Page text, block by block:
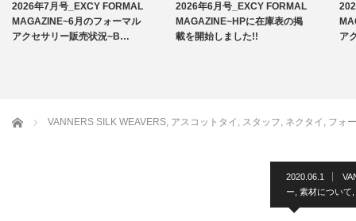
お知らせ
2026年7月号_EXCY FORMAL
MAGAZINE~6月のフォーマル
アクセサリー販売状況~B…
2026年6月号_EXCY FORMAL
MAGAZINE~HPに在庫表の掲
載を開始しました!!
ア
ホーム VANNERS SILK WEAVERS, アスコットタイ , スタッフ, ネクタイ , フォ
2020.06.1
ー 素材について